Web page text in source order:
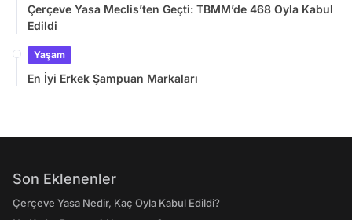
Çerçeve Yasa Meclis’ten Geçti: TBMM’de 468 Oyla Kabul
Edildi
Yaşam
En İyi Erkek Şampuan Markaları
Son Eklenenler
Çerçeve Yasa Nedir, Kaç Oyla Kabul Edildi?